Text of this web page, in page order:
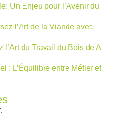
Un Enjeu pour l’Avenir du
l’Art de la Viande avec
l’Art du Travail du Bois de A
: L’Équilibre entre Métier et